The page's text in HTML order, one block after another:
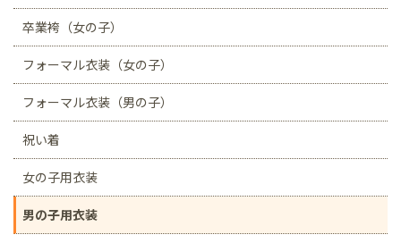
卒業袴（女の子）
フォーマル衣装（女の子）
フォーマル衣装（男の子）
祝い着
女の子用衣装
男の子用衣装